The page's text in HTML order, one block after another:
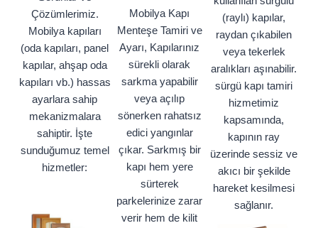
Çözümlerimiz.
Mobilya kapıları
(oda kapıları, panel
kapılar, ahşap oda
kapıları vb.) hassas
ayarlara sahip
mekanizmalara
sahiptir. İşte
sunduğumuz temel
hizmetler:
Mobilya Kapı
Menteşe Tamiri ve
Ayarı, Kapılarınız
sürekli olarak
sarkma yapabilir
veya açılıp
sönerken rahatsız
edici yangınlar
çıkar. Sarkmış bir
kapı hem yere
sürterek
parkelerinize zarar
verir hem de kilit
(raylı) kapılar,
raydan çıkabilen
veya tekerlek
aralıkları aşınabilir.
sürgü kapı tamiri
hizmetimiz
kapsamında,
kapının ray
üzerinde sessiz ve
akıcı bir şekilde
hareket kesilmesi
sağlanır.